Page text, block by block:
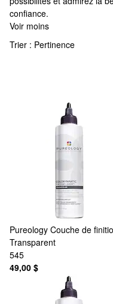
confiance.
Voir moins
Trier : Pertinence
Pureology Couche de
Transparent
545
49,00 $